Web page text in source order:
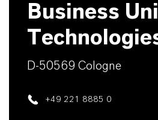
Business
D-50569 Cologne
+49 221 8885 0